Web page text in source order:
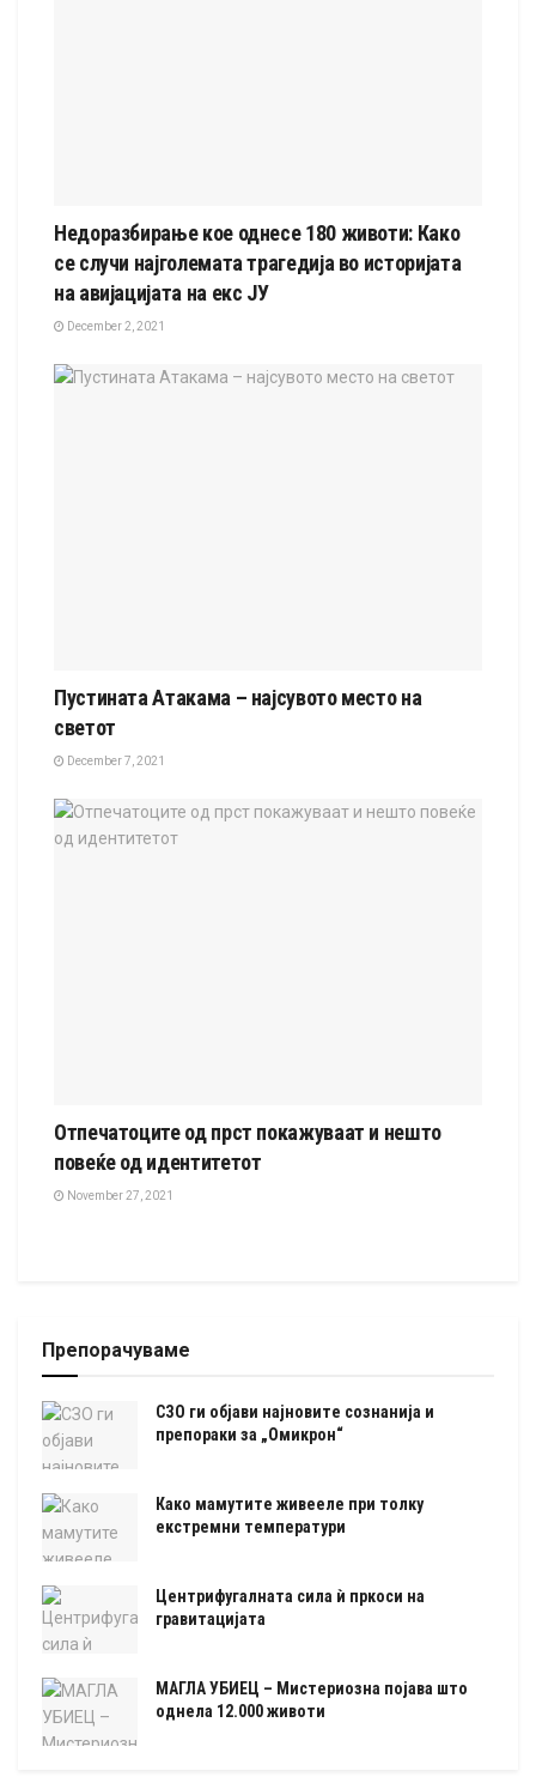
Недоразбирање кое однесе 180 животи: Како
се случи најголемата трагедија во историјата
на авијацијата на екс ЈУ
December 2, 2021
Пустината Атакама – најсувото место на
светот
December 7, 2021
Отпечатоците од прст покажуваат и нешто
повеќе од идентитетот
November 27, 2021
Препорачуваме
СЗО ги објави најновите сознанија и
препораки за „Омикрон“
Како мамутите живееле при толку
екстремни температури
Центрифугалната сила ѝ пркоси на
гравитацијата
МАГЛА УБИЕЦ – Мистериозна појава што
однела 12.000 животи